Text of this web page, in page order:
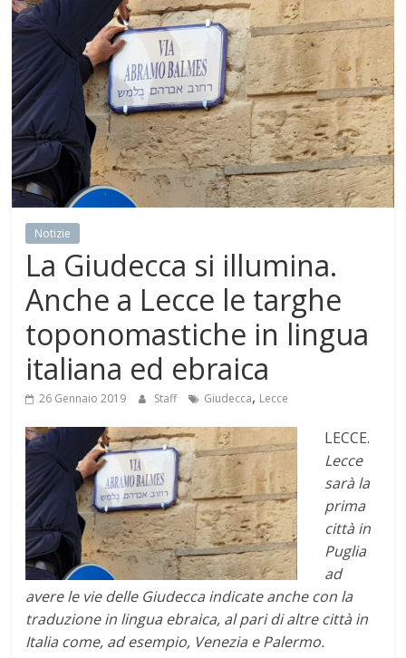
Mensile
di
arte,
cultura,
turismo
e
curiosità
Notizie
La Giudecca si illumina.
Anche a Lecce le targhe
toponomastiche in lingua
italiana ed ebraica
26 Gennaio 2019 Staff Giudecca, Lecce
LECCE.
Lecce
sarà la
prima
città in
Puglia
ad
avere le vie delle Giudecca indicate anche con la
traduzione in lingua ebraica, al pari di altre città in
Italia come, ad esempio, Venezia e Palermo.